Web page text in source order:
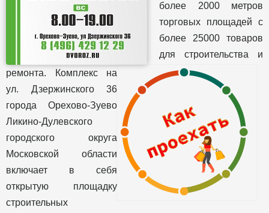
более 2000 метров
торговых площадей с
более 25000 товаров
для строительства и
ремонта. Комплекс на
ул. Дзержинского 36
города Орехово-Зуево
Ликино-Дулевского
городского округа
Московской области
включает в себя
открытую площадку
строительных